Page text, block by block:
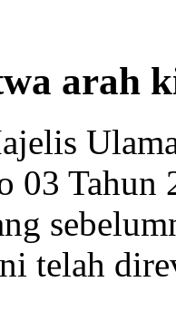
arah
03 Tahun
telah